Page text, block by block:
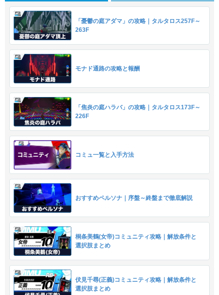
「憂鬱の庭アダマ」の攻略｜タルタロス257F～
263F
モナド通路の攻略と報酬
「焦炎の庭ハラバ」の攻略｜タルタロス173F～
226F
コミュ一覧と入手方法
おすすめペルソナ｜序盤～終盤まで徹底解説
桐条美鶴(女帝)コミュニティ攻略｜解放条件と
選択肢まとめ
伏見千尋(正義)コミュニティ攻略｜解放条件と
選択肢まとめ